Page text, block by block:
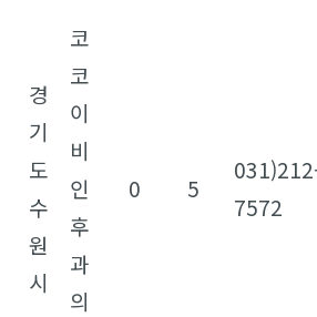
경
기
도
수
원
시
코
코
이
비
인
후
과
의
0 5
7572